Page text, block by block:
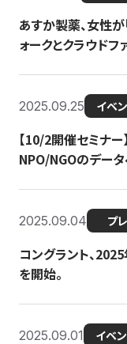
あすか製薬、女性が
ォークとクラウド
2025.09.25 イベ
【10/2開催セミナ
NPO/NGOのデー
2025.09.04 プ
コングラント、
を開始。
2025.09.01 イベ